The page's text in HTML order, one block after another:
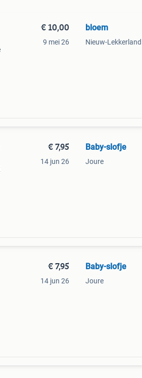
€ 10,00
9 mei 26
bloem
Nieuw-Lekkerland
€ 7,95
14 jun 26
Baby-slofje
Joure
€ 7,95
14 jun 26
Baby-slofje
Joure